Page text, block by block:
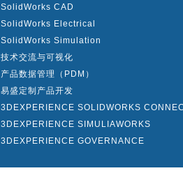
SolidWorks CAD
SolidWorks Electrical
SolidWorks Simulation
技术交流与可视化
产品数据管理（PDM）
易盛定制产品开发
3DEXPERIENCE SOLIDWORKS
3DEXPERIENCE SIMULIAWORKS
3DEXPERIENCE GOVERNANCE